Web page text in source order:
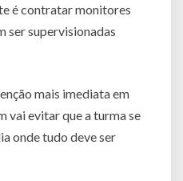
é contratar monitores
ser supervisionadas
mais imediata em
vai evitar que a turma se
onde tudo deve ser